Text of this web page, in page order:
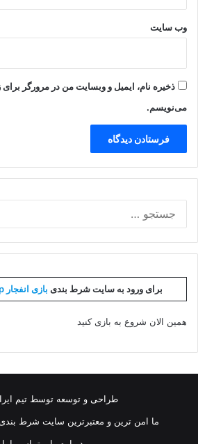
وب‌ سایت
ذخیره نام، ایمیل و وبسایت من در مرورگر برای
می‌نویسم.
برای ورود به سایت شرط بندی بازی انفجار enfejar.vip
همین الان شروع به بازی کنید
طراحی و توسعه توسط تیم
ما امن ترین و معتبرترین سایت شرط